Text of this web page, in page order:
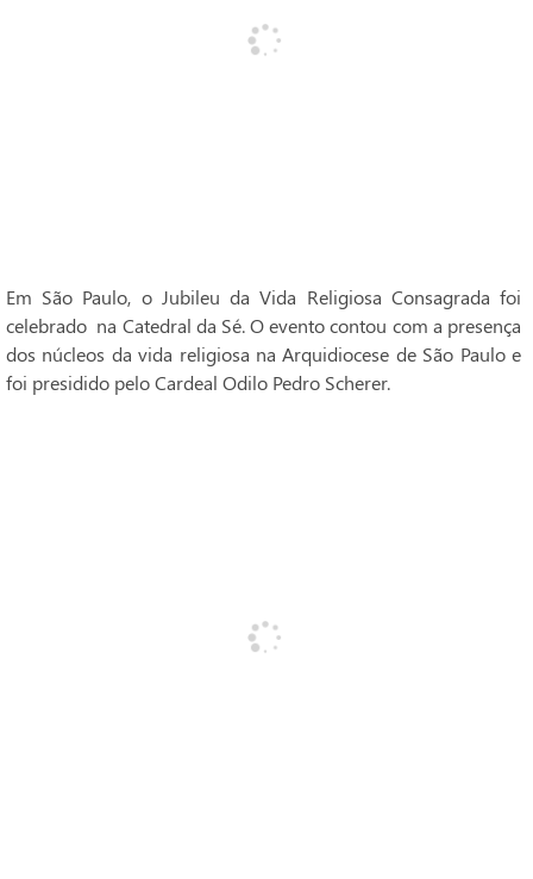
Em São Paulo, o Jubileu da Vida Religiosa Consagrada foi
celebrado na Catedral da Sé. O evento contou com a presença
dos núcleos da vida religiosa na Arquidiocese de São Paulo e
foi presidido pelo Cardeal Odilo Pedro Scherer.